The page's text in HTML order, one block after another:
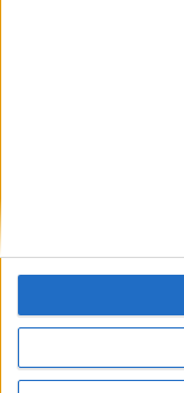
Y como regalo de
gratis una copia de
primer año de